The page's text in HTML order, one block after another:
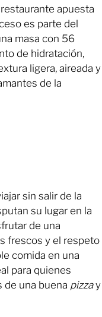
apuesta
es parte del
masa con 56
de hidratación,
ligera, aireada y
de la
sin salir de la
su lugar en la
de una
frescos y el respeto
comida en una
para quienes
de una buena pizzay